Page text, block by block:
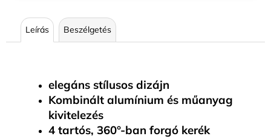
Leírás Beszélgetés
elegáns stílusos dizájn
Kombinált alumínium és műanyag
kivitelezés
4 tartós, 360°-ban forgó kerék